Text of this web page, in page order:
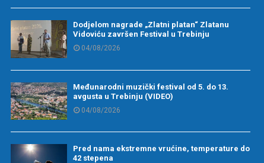
Dodjelom nagrade „Zlatni platan“ Zlatanu
Vidoviću završen Festival u Trebinju
04/08/2026
Međunarodni muzički festival od 5. do 13.
avgusta u Trebinju (VIDEO)
04/08/2026
Pred nama ekstremne vrućine, temperature do
42 stepena